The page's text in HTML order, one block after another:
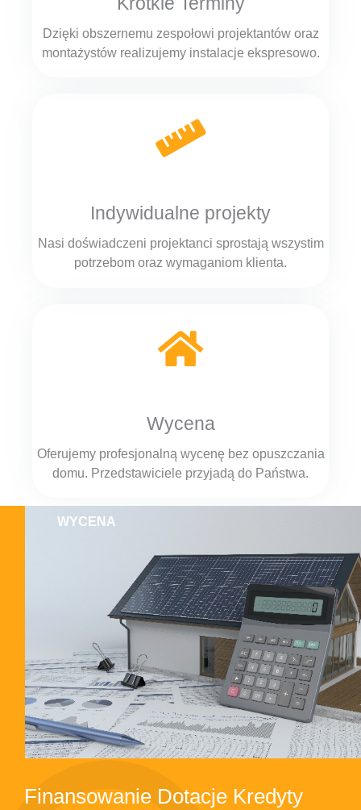
Dzięki obszernemu zespołowi projektantów oraz
montażystów realizujemy instalacje ekspresowo.
Indywidualne projekty
Nasi doświadczeni projektanci sprostają wszystim
potrzebom oraz wymaganiom klienta.
Wycena
Oferujemy profesjonalną wycenę bez opuszczania
domu. Przedstawiciele przyjadą do Państwa.
Finansowanie Dotacje Kredyty
WYCENA